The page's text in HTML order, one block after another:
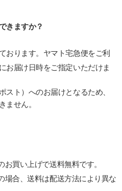
きますか？
おります。ヤマト宅急便をご利
お届け日時をご指定いただけま
スト）へのお届けとなるため、
ません。
お買い上げで送料無料です。
場合、送料は配送方法により異な